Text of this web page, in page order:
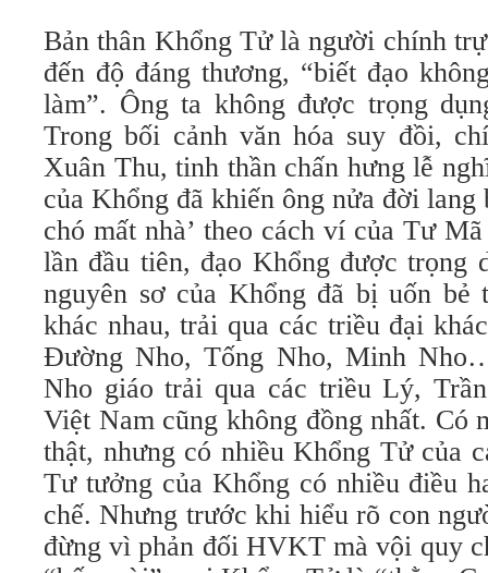
Bản thân Khổng Tử là người chính
đến độ đáng thương, “biết đạo
làm”. Ông ta không được trọng
Trong bối cảnh văn hóa suy đồi,
Xuân Thu, tinh thần chấn hưng lễ
của Khổng đã khiến ông nửa đời lang
chó mất nhà’ theo cách ví của Tư
lần đầu tiên, đạo Khổng được trọng
nguyên sơ của Khổng đã bị uốn bẻ
khác nhau, trải qua các triều đại
Đường Nho, Tống Nho, Minh
Nho giáo trải qua các triều Lý,
Việt Nam cũng không đồng nhất. Có
thật, nhưng có nhiều Khổng Tử của
Tư tưởng của Khổng có nhiều điều
chế. Nhưng trước khi hiểu rõ con
đừng vì phản đối HVKT mà vội quy